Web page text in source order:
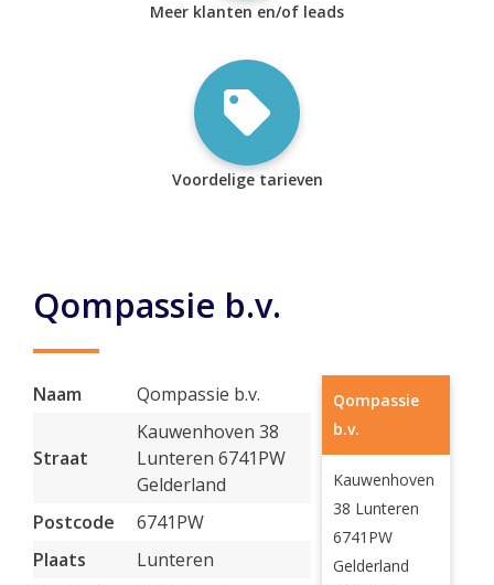
Meer klanten en/of leads
Voordelige tarieven
Qompassie b.v.
Naam Qompassie b.v.
Straat
Kauwenhoven 38
Lunteren 6741PW
Gelderland
Postcode
6741PW
Plaats
Lunteren
Qompassie
b.v.
Kauwenhoven
38 Lunteren
6741PW
Gelderland